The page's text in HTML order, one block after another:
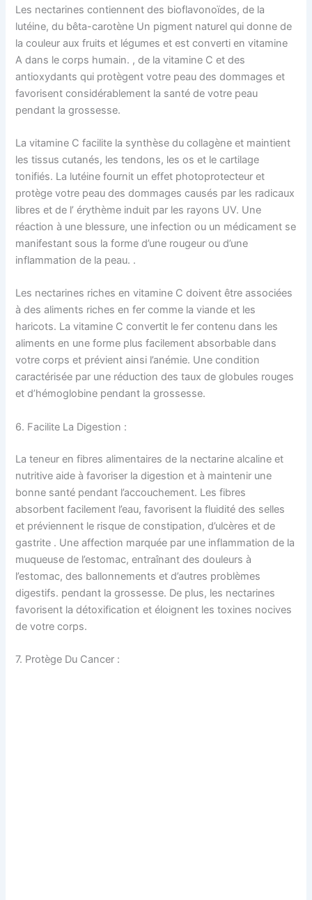
Les nectarines contiennent des bioflavonoïdes, de la
lutéine, du bêta-carotène Un pigment naturel qui donne de
la couleur aux fruits et légumes et est converti en vitamine
A dans le corps humain. , de la vitamine C et des
antioxydants qui protègent votre peau des dommages et
favorisent considérablement la santé de votre peau
pendant la grossesse.
La vitamine C facilite la synthèse du collagène et maintient
les tissus cutanés, les tendons, les os et le cartilage
tonifiés. La lutéine fournit un effet photoprotecteur et
protège votre peau des dommages causés par les radicaux
libres et de l’ érythème induit par les rayons UV. Une
réaction à une blessure, une infection ou un médicament se
manifestant sous la forme d’une rougeur ou d’une
inflammation de la peau. .
Les nectarines riches en vitamine C doivent être associées
à des aliments riches en fer comme la viande et les
haricots. La vitamine C convertit le fer contenu dans les
aliments en une forme plus facilement absorbable dans
votre corps et prévient ainsi l’anémie. Une condition
caractérisée par une réduction des taux de globules rouges
et d’hémoglobine pendant la grossesse.
6. Facilite La Digestion :
La teneur en fibres alimentaires de la nectarine alcaline et
nutritive aide à favoriser la digestion et à maintenir une
bonne santé pendant l’accouchement. Les fibres
absorbent facilement l’eau, favorisent la fluidité des selles
et préviennent le risque de constipation, d’ulcères et de
gastrite . Une affection marquée par une inflammation de la
muqueuse de l’estomac, entraînant des douleurs à
l’estomac, des ballonnements et d’autres problèmes
digestifs. pendant la grossesse. De plus, les nectarines
favorisent la détoxification et éloignent les toxines nocives
de votre corps.
7. Protège Du Cancer :